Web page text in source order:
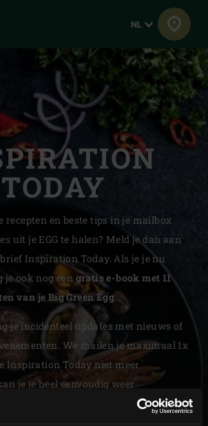
Taal
NL
TODAY
recepten en beste tips in je mailbox
uit je EGG te halen? Meld je dan aan
Inspiration Today. Als je je nu
ook nog een gratis e-book met 11
van je Big Green Egg.
je incidenteel updates met nieuws of
We mailen je maximaal 1x
Inspiration Today niet meer
je je heel eenvoudig weer